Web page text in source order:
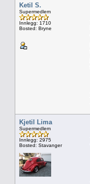
Ketil S.
Supermedlem
Innlegg: 1710
Bosted: Bryne
Kjetil Lima
Supermedlem
Innlegg: 2975
Bosted: Stavanger